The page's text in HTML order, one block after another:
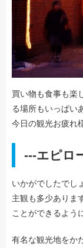
買い物も食事も楽
る場所もいっぱい
今日の観光お疲れ
---エピロ
いかがでしたでし
主観も多少ありま
ことができるよう
有名な観光地をか